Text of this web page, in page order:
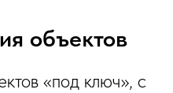
объектов
«под ключ», с